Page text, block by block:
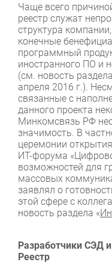
Чаще всего
реестр служат
структура
конечные
программный
иностранного ПО и
(см. новость
апреля 2016 г.).
связанные с
данного проекта
Минкомсвязь РФ
значимость. В
церемонии
ИТ-форума
возможностей для
массовых
заявлял о
этой сфере с
новость раздела «
Разработчики СЭД
Реестр